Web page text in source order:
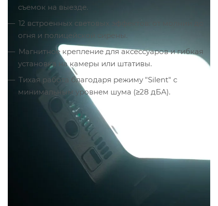
съемок на выезде.
12 встроенных световых эффектов: от молнии до
огня и полицейской сирены.
Магнитное крепление для аксессуаров и гибкая
установка на камеры или штативы.
Тихая работа благодаря режиму "Silent" с
минимальным уровнем шума (≥28 дБА).